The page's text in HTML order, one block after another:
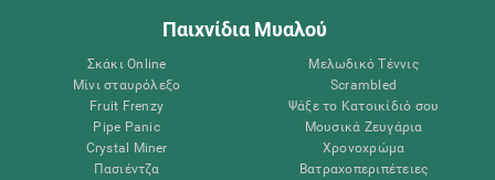
Παιχνίδια Μυαλού
Σκάκι Online
Μίνι σταυρόλεξο
Fruit Frenzy
Pipe Panic
Crystal Miner
Πασιέντζα
Μελωδικό Τέννις
Scrambled
Ψάξε το Κατοικίδιό σου
Μουσικά Ζευγάρια
Χρονοχρώμα
Βατραχοπεριπέτειες